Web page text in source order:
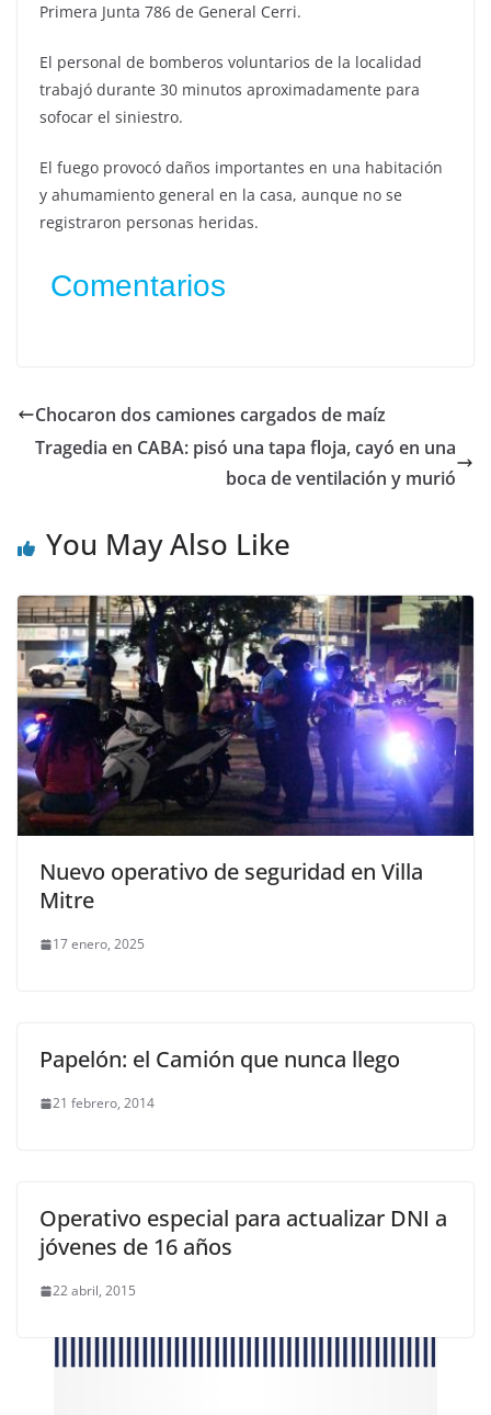
Primera Junta 786 de General Cerri.
El personal de bomberos voluntarios de la localidad
trabajó durante 30 minutos aproximadamente para
sofocar el siniestro.
El fuego provocó daños importantes en una habitación
y ahumamiento general en la casa, aunque no se
registraron personas heridas.
Comentarios
Chocaron dos camiones cargados de maíz
Tragedia en CABA: pisó una tapa floja, cayó en una
boca de ventilación y murió
You May Also Like
Nuevo operativo de seguridad en Villa
Mitre
17 enero, 2025
Papelón: el Camión que nunca llego
21 febrero, 2014
Operativo especial para actualizar DNI a
jóvenes de 16 años
22 abril, 2015